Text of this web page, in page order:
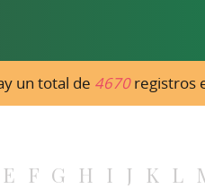
un total de 4670registros
E F G H I J K L